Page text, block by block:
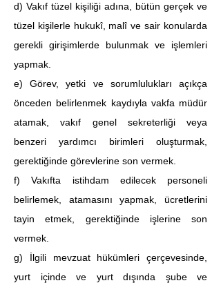
d) Vakıf tüzel kişiliği adına, bütün gerçek ve
tüzel kişilerle hukukî, malî ve sair konularda
gerekli girişimlerde bulunmak ve işlemleri
yapmak.
e) Görev, yetki ve sorumlulukları açıkça
önceden belirlenmek kaydıyla vakfa müdür
atamak, vakıf genel sekreterliği veya
benzeri yardımcı birimleri oluşturmak,
gerektiğinde görevlerine son vermek.
f) Vakıfta istihdam edilecek personeli
belirlemek, atamasını yapmak, ücretlerini
tayin etmek, gerektiğinde işlerine son
vermek.
g) İlgili mevzuat hükümleri çerçevesinde,
yurt içinde ve yurt dışında şube ve